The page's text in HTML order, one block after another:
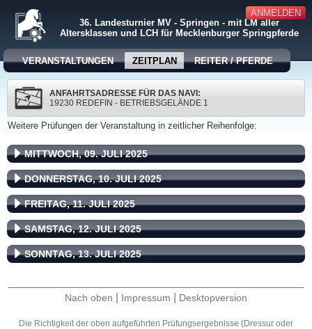
ANMELDEN
36. Landesturnier MV - Springen - mit LM aller
Altersklassen und LCH für Mecklenburger Springpferde
VERANSTALTUNGEN ZEITPLAN REITER / PFERDE
ANFAHRTSADRESSE FÜR DAS NAVI:
19230 REDEFIN - BETRIEBSGELÄNDE 1
Weitere Prüfungen der Veranstaltung in zeitlicher Reihenfolge:
MITTWOCH, 09. JULI 2025
DONNERSTAG, 10. JULI 2025
FREITAG, 11. JULI 2025
SAMSTAG, 12. JULI 2025
SONNTAG, 13. JULI 2025
Nach oben Impressum Desktopversion
Die Richtigkeit der oben aufgeführten Prüfungsergebnisse (Dressur oder